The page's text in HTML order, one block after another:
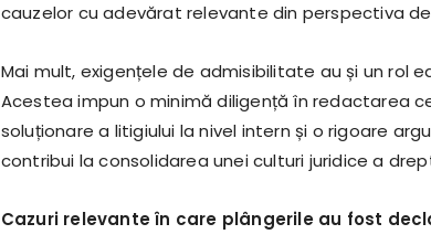
cauzelor cu adevărat relevante din perspectiva
Mai mult, exigențele de admisibilitate au și un rol
Acestea impun o minimă diligență în redactarea
soluționare a litigiului la nivel intern și o rigoare
contribui la consolidarea unei culturi juridice a
Cazuri relevante în care plângerile au fost